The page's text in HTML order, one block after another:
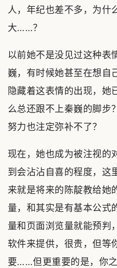
人，年纪也差不多，为什
大……？
以前她不是没见过这种表
巍，有时候她甚至在想自
隐藏着这表情的出现，她
么总还跟不上秦巍的脚步
努力也注定弥补不了？
现在，她也成为被注视的
到会沾沾自喜的程度，这
来就是将来的陈靛教给她
量，和其实是有基本公式
量和页面浏览量就能预判
软件来提供，很贵，但等
要……但更重要的是，你